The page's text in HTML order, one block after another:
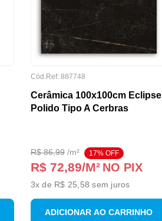
Cód.Ref: 887748
Cerâmica 100x100cm Eclipse
Polido Tipo A Cerbras
R$ 86,99/m² 17% OFF
R$ 72,89/M² NO PIX
3x de R$ 25,58 sem juros
ADICIONAR AO CARRINHO